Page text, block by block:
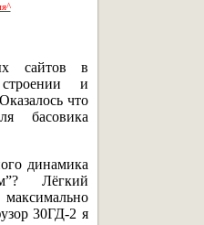
сайтов в
и
что
басовика
динамика
Лёгкий
30ГД-2 я